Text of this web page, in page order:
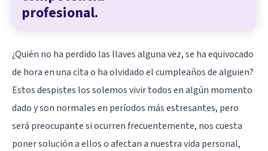
profesional.
¿Quién no ha perdido las llaves alguna vez, se ha equivocado
de hora en una cita o ha olvidado el cumpleaños de alguien?
Estos despistes los solemos vivir todos en algún momento
dado y son normales en períodos más estresantes, pero
será preocupante si ocurren frecuentemente, nos cuesta
poner solución a ellos o afectan a nuestra vida personal,